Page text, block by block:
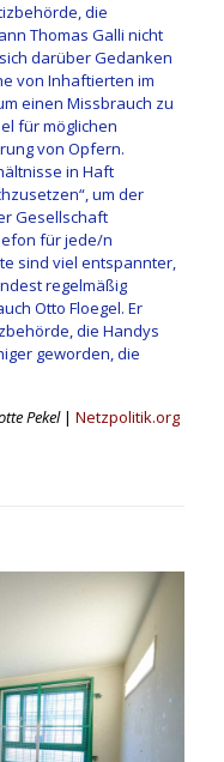
die
Thomas Galli nicht
darüber Gedanken
von Inhaftierten im
einen Missbrauch zu
für möglichen
von Opfern.
in Haft
um der
Gesellschaft
für jede/n
sind viel entspannter,
regelmäßig
Otto Floegel. Er
die Handys
geworden, die
Pekel|Netzpolitik.org